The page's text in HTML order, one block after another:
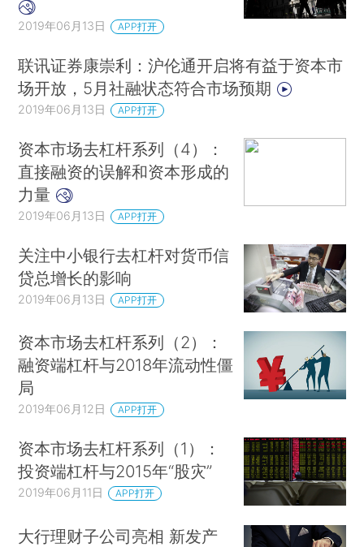
2019年06月13日 APP打开
联讯证券康崇利：沪伦通开启将有益于资本市
场开放，5月社融状态符合市场预期
2019年06月13日 APP打开
资本市场去杠杆系列（4）：
直接融资的误解和资本形成的
力量
2019年06月13日 APP打开
关注中小银行去杠杆对货币信
贷总增长的影响
2019年06月13日 APP打开
资本市场去杠杆系列（2）：
融资端杠杆与2018年流动性僵
局
2019年06月12日 APP打开
资本市场去杠杆系列（1）：
投资端杠杆与2015年“股灾”
2019年06月11日 APP打开
大行理财子公司亮相 新发产